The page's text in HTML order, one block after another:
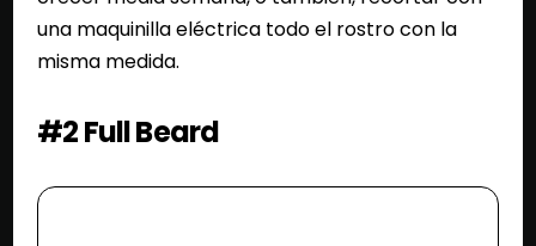
una maquinilla eléctrica todo el rostro con la
misma medida.
#2 Full Beard